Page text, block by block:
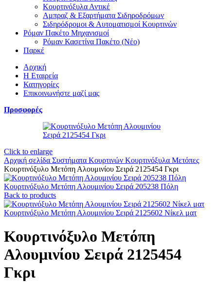
Κουρτινόξυλα Αντικέ
Αμπραζ & Εξαρτήματα Σιδηροδρόμων
Σιδηρόδρομοι & Αυτοματισμοί Κουρτινών
Ρόμαν Πακέτο Μηχανισμοί
Ρόμαν Κασετίνα Πακέτο (Νέο)
Παρκέ
Αρχική
Η Εταιρεία
Κατηγορίες
Επικοινωνήστε μαζί μας
Προσφορές
Click to enlarge
Αρχική σελίδα Συστήματα Κουρτινών Κουρτινόξυλα Μετόπες
Κουρτινόξυλο Μετόπη Αλουμινίου Σειρά 2125454 Γκρι
Κουρτινόξυλο Μετόπη Αλουμινίου Σειρά 205238 Πόλη
Back to products
Κουρτινόξυλο Μετόπη Αλουμινίου Σειρά 2125602 Νίκελ ματ
Κουρτινόξυλο Μετόπη
Αλουμινίου Σειρά 2125454
Γκρι